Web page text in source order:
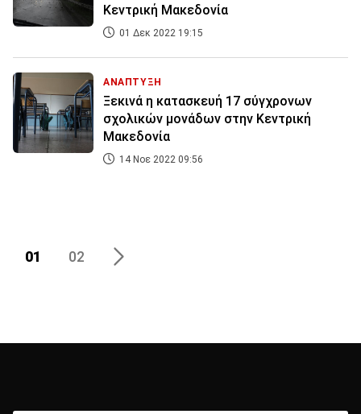
Κεντρική Μακεδονία
01 Δεκ 2022 19:15
ΑΝΑΠΤΥΞΗ
Ξεκινά η κατασκευή 17 σύγχρονων
σχολικών μονάδων στην Κεντρική
Μακεδονία
14 Νοε 2022 09:56
01 02